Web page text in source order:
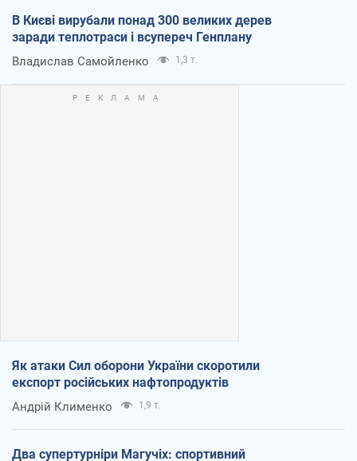
В Києві вирубали понад 300 великих дерев
заради теплотраси і всупереч Генплану
Владислав Самойленко 1,3 т.
Як атаки Сил оборони України скоротили
експорт російських нафтопродуктів
Андрій Клименко 1,9 т.
Два супертурніри Магучіх: спортивний